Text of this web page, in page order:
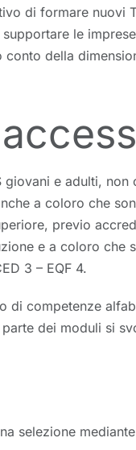
di formare nuovi
supportare le
della
giovani e adulti,
a coloro che
previo
e a coloro
3 – EQF 4.
di competenze
dei moduli si
selezione